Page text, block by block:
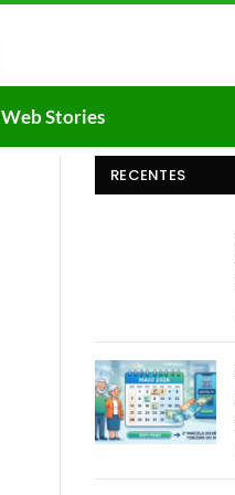
Web Stories
RECENTES